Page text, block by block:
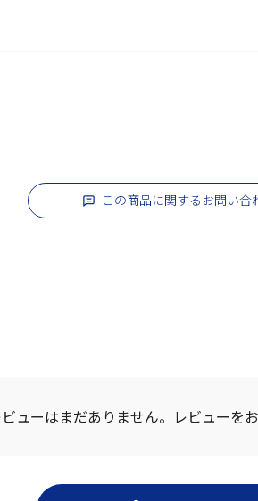
この商品に関するお問い合
ビューはまだありません。 レビューを